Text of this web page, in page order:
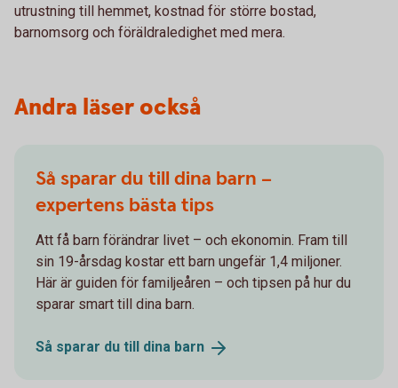
utrustning till hemmet, kostnad för större bostad,
barnomsorg och föräldraledighet med mera.
Andra läser också
Så sparar du till dina barn –
expertens bästa tips
Att få barn förändrar livet – och ekonomin. Fram till
sin 19-årsdag kostar ett barn ungefär 1,4 miljoner.
Här är guiden för familjeåren – och tipsen på hur du
sparar smart till dina barn.
Så sparar du till dina barn